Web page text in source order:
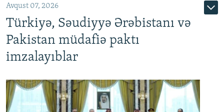
Avqust 07, 2026
Türkiyə, Səudiyyə Ərəbistanı və
Pakistan müdafiə paktı
imzalayıblar